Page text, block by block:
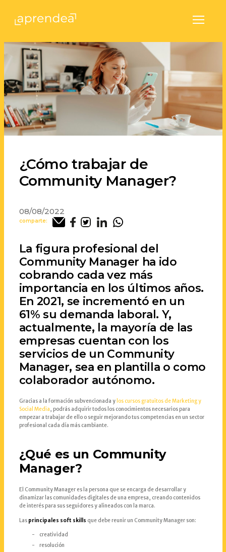
¿Cómo trabajar de
Community Manager?
08/08/2022
comparte:
La figura profesional del
Community Manager ha ido
cobrando cada vez más
importancia en los últimos años.
En 2021, se incrementó en un
61% su demanda laboral. Y,
actualmente, la mayoría de las
empresas cuentan con los
servicios de un Community
Manager, sea en plantilla o como
colaborador autónomo.
Gracias a la formación subvencionada y los cursos gratuitos de Marketing y
Social Media, podrás adquirir todos los conocimientos necesarios para
empezar a trabajar de ello o seguir mejorando tus competencias en un sector
profesional cada día más cambiante.
¿Qué es un Community
Manager?
El Community Manager es la persona que se encarga de desarrollar y
dinamizar las comunidades digitales de una empresa, creando contenidos
de interés para sus seguidores y alineados con la marca.
Las principales soft skills que debe reunir un Community Manager son:
creatividad
resolución